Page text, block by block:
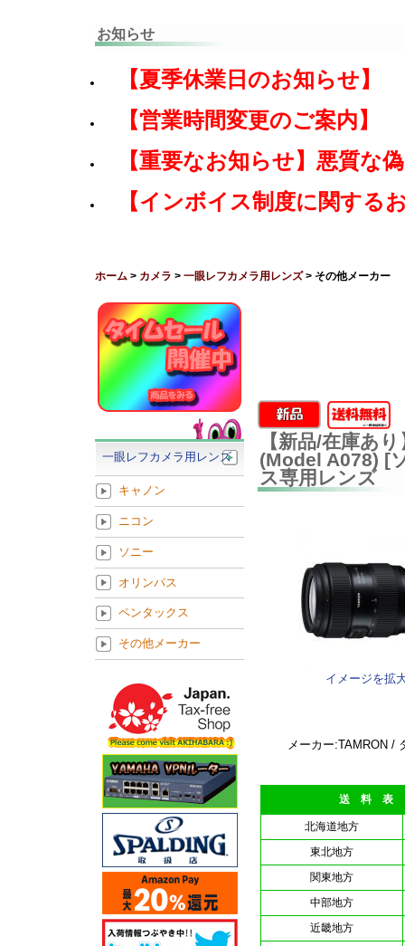
お知らせ
【夏季休業日のお知らせ】
【営業時間変更のご案内】
【重要なお知らせ】悪質な
【インボイス制度に関する
ホーム > カメラ > 一眼レフカメラ用レンズ> その他メーカー
【新品/在庫あ
(Model A078) [
ス専用レンズ
イメージを拡
メーカー:TAMRON /
送 料 表
北海道地方
東北地方
関東地方
中部地方
近畿地方
一眼レフカメラ用レンズ
キャノン
ニコン
ソニー
オリンパス
ペンタックス
その他メーカー